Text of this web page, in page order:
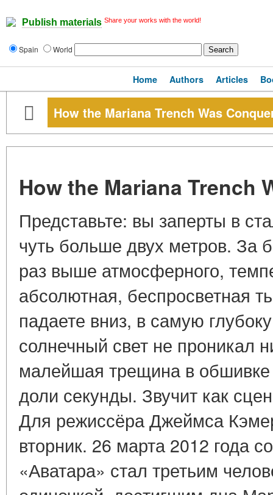
Publish materials Share your works with the world!
Spain World
Home Authors Articles
How the Mariana Trench Was
How the Mariana Trench
Представьте: вы заперты в
чуть больше двух метров. За
раз выше атмосферного,
абсолютная, беспросветная
падаете вниз, в самую
солнечный свет не проникал
малейшая трещина в
доли секунды. Звучит как
Для режиссёра Джеймса
вторник. 26 марта 2012 года
«Аватара» стал третьим